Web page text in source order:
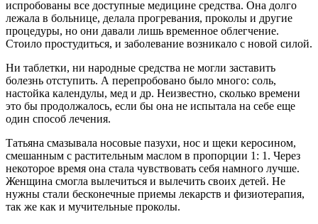
испробованы все доступные медицине средства. Она долго
лежала в больнице, делала прогревания, проколы и другие
процедуры, но они давали лишь временное облегчение.
Стоило простудиться, и заболевание возникало с новой силой.
Ни таблетки, ни народные средства не могли заставить
болезнь отступить. А перепробовано было много: соль,
настойка календулы, мед и др. Неизвестно, сколько времени
это бы продолжалось, если бы она не испытала на себе еще
один способ лечения.
Татьяна смазывала носовые пазухи, нос и щеки керосином,
смешанным с растительным маслом в пропорции 1: 1. Через
некоторое время она стала чувствовать себя намного лучше.
Женщина смогла вылечиться и вылечить своих детей. Не
нужны стали бесконечные приемы лекарств и физиотерапия,
так же как и мучительные проколы.